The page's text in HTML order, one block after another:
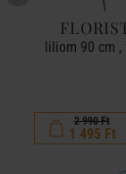
liliom 90 cm ,
2 990 Ft
1 495 Ft